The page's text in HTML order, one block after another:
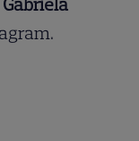
Gabriela